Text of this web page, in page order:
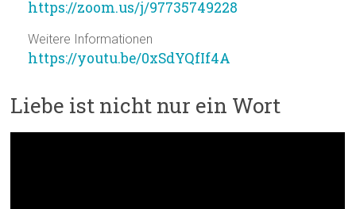
https://zoom.us/j/97735749228
Weitere Informationen
https://youtu.be/0xSdYQfIf4A
Liebe ist nicht nur ein Wort